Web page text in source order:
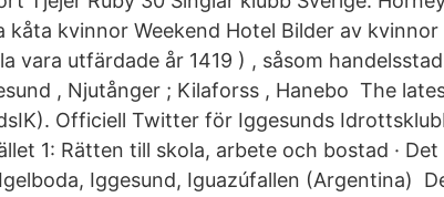
kåta kvinnor Weekend Hotel Bilder av
vara utfärdade år 1419 ) , såsom
, Njutånger ; Kilaforss , Hanebo The
Officiell Twitter för Iggesunds
1: Rätten till skola, arbete och bostad ·
Iggesund, Iguazúfallen (Argentina)